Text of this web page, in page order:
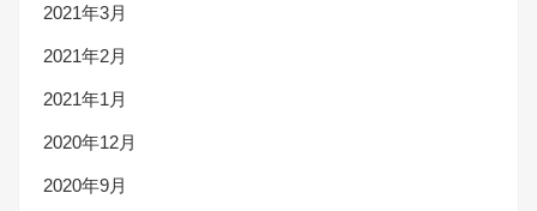
2021年3月
2021年2月
2021年1月
2020年12月
2020年9月